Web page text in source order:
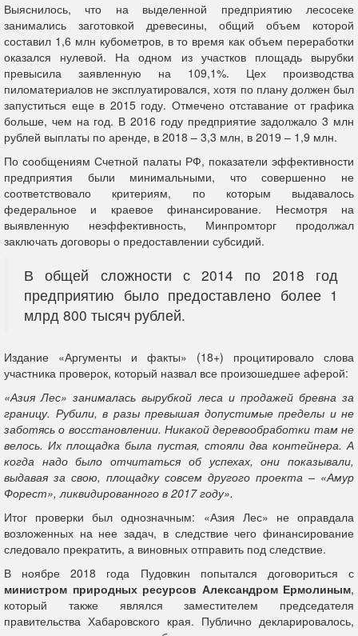
Выяснилось, что на выделенной предприятию лесосеке
занимались заготовкой древесины, общий объем которой
составил 1,6 млн кубометров, в то время как объем переработки
оказался нулевой. На одном из участков площадь вырубки
превысила заявленную на 109,1%. Цех производства
пиломатериалов не эксплуатировался, хотя по плану должен был
запуститься еще в 2015 году. Отмечено отставание от графика
больше, чем на год. В 2016 году предприятие задолжало 3 млн
рублей выплаты по аренде, в 2018 – 3,3 млн, в 2019 – 1,9 млн.
По сообщениям Счетной палаты РФ, показатели эффективности
предприятия были минимальными, что совершенно не
соответствовало критериям, по которым выдавалось
федеральное и краевое финансирование. Несмотря на
выявленную неэффективность, Минпромторг продолжал
заключать договоры о предоставлении субсидий.
В общей сложности с 2014 по 2018 год
предприятию было предоставлено более 1
млрд 800 тысяч рублей.
Издание «Аргументы и факты» (18+) процитировало слова
участника проверок, который назвал все произошедшее аферой:
«Азия Лес» занималась вырубкой леса и продажей бревна за
границу. Рубили, в разы превышая допустимые пределы и не
заботясь о восстановлении. Никакой деревообработки там не
велось. Их площадка была пустая, стояли два контейнера. А
когда надо было отчитаться об успехах, они показывали,
выдавая за свою, площадку совсем другого проекта – «Амур
Форест», ликвидированного в 2017 году».
Итог проверки был однозначным: «Азия Лес» не оправдала
возложенных на нее задач, в следствие чего финансирование
следовало прекратить, а виновных отправить под следствие.
В ноябре 2018 года Пудовкин попытался договориться с
министром природных ресурсов Александром Ермолиным,
который также являлся заместителем председателя
правительства Хабаровского края. Публично декларировалось,